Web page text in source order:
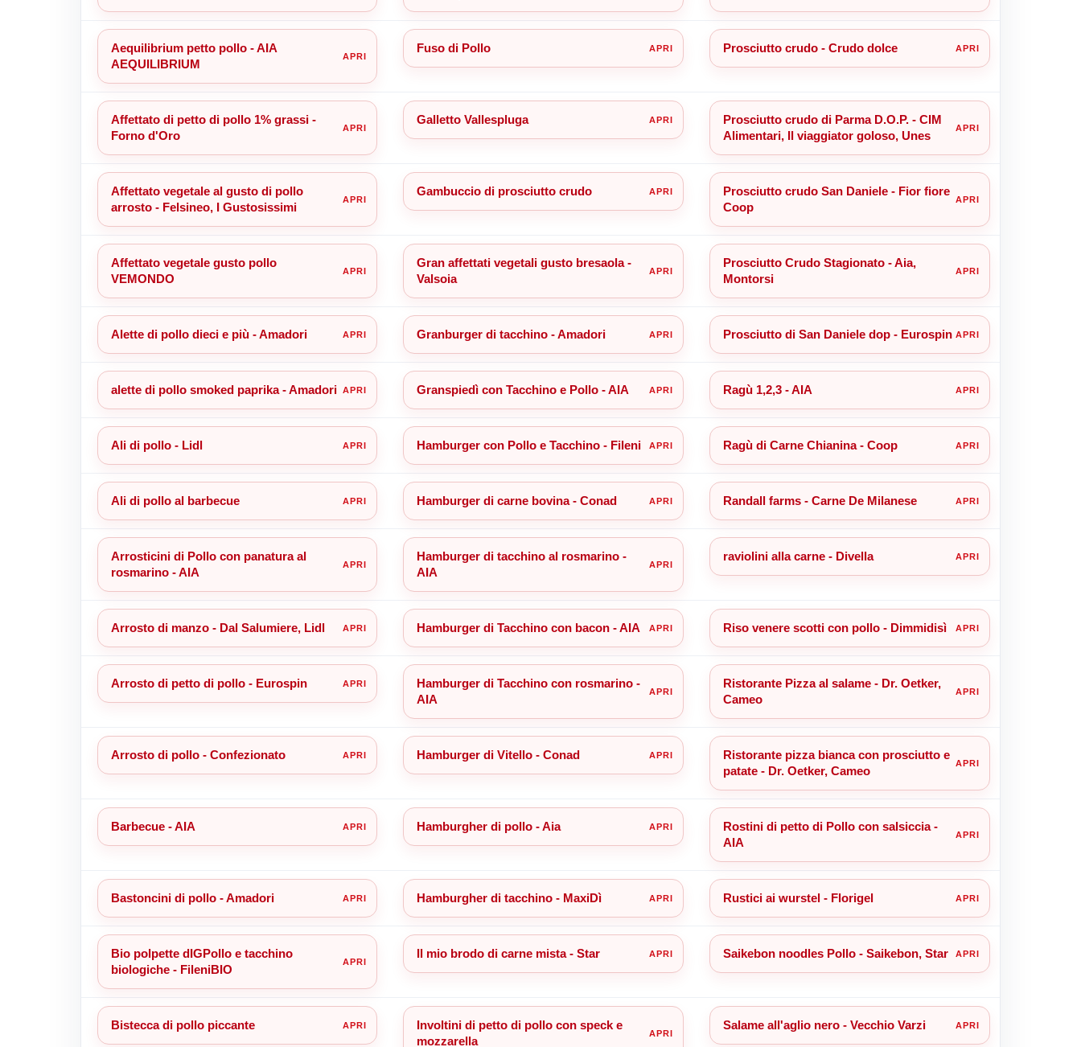
Aequilibrium petto pollo - AIA
AEQUILIBRIUM
Fuso di Pollo Prosciutto crudo - Crudo dolce
Affettato di petto di pollo 1% grassi -
Forno d'Oro
Galletto Vallespluga
Prosciutto crudo di Parma D.O.P. - CIM
Alimentari, Il viaggiator goloso, Unes
Affettato vegetale al gusto di pollo
arrosto - Felsineo, I Gustosissimi
Gambuccio di prosciutto crudo
Prosciutto crudo San Daniele - Fior fiore
Coop
Affettato vegetale gusto pollo
VEMONDO
Gran affettati vegetali gusto bresaola -
Valsoia
Prosciutto Crudo Stagionato - Aia,
Montorsi
Alette di pollo dieci e più - Amadori Granburger di tacchino - Amadori Prosciutto di San Daniele dop - Eurospin
alette di pollo smoked paprika - Amadori Granspiedì con Tacchino e Pollo - AIA Ragù 1,2,3 - AIA
Ali di pollo - Lidl Hamburger con Pollo e Tacchino - Fileni Ragù di Carne Chianina - Coop
Ali di pollo al barbecue Hamburger di carne bovina - Conad Randall farms - Carne De Milanese
Arrosticini di Pollo con panatura al
rosmarino - AIA
Hamburger di tacchino al rosmarino -
AIA
raviolini alla carne - Divella
Arrosto di manzo - Dal Salumiere, Lidl Hamburger di Tacchino con bacon - AIA Riso venere scotti con pollo - Dimmidisì
Arrosto di petto di pollo - Eurospin
Hamburger di Tacchino con rosmarino -
AIA
Ristorante Pizza al salame - Dr. Oetker,
Cameo
Arrosto di pollo - Confezionato Hamburger di Vitello - Conad
Ristorante pizza bianca con prosciutto e
patate - Dr. Oetker, Cameo
Barbecue - AIA Hamburgher di pollo - Aia
Rostini di petto di Pollo con salsiccia -
AIA
Bastoncini di pollo - Amadori Hamburgher di tacchino - MaxiDì Rustici ai wurstel - Florigel
Bio polpette dIGPollo e tacchino
biologiche - FileniBIO
Il mio brodo di carne mista - Star Saikebon noodles Pollo - Saikebon, Star
Bistecca di pollo piccante
Involtini di petto di pollo con speck e
mozzarella
Salame all'aglio nero - Vecchio Varzi